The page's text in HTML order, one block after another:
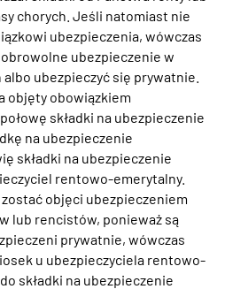
chorych. Jeśli natomiast nie
ubezpieczenia, wówczas
ubezpieczenie w
ubezpieczyć się prywatnie.
objęty obowiązkiem
składki na ubezpieczenie
na ubezpieczenie
składki na ubezpieczenie
rentowo-emerytalny.
objęci ubezpieczeniem
lub rencistów, ponieważ są
prywatnie, wówczas
u ubezpieczyciela rentowo-
składki na ubezpieczenie